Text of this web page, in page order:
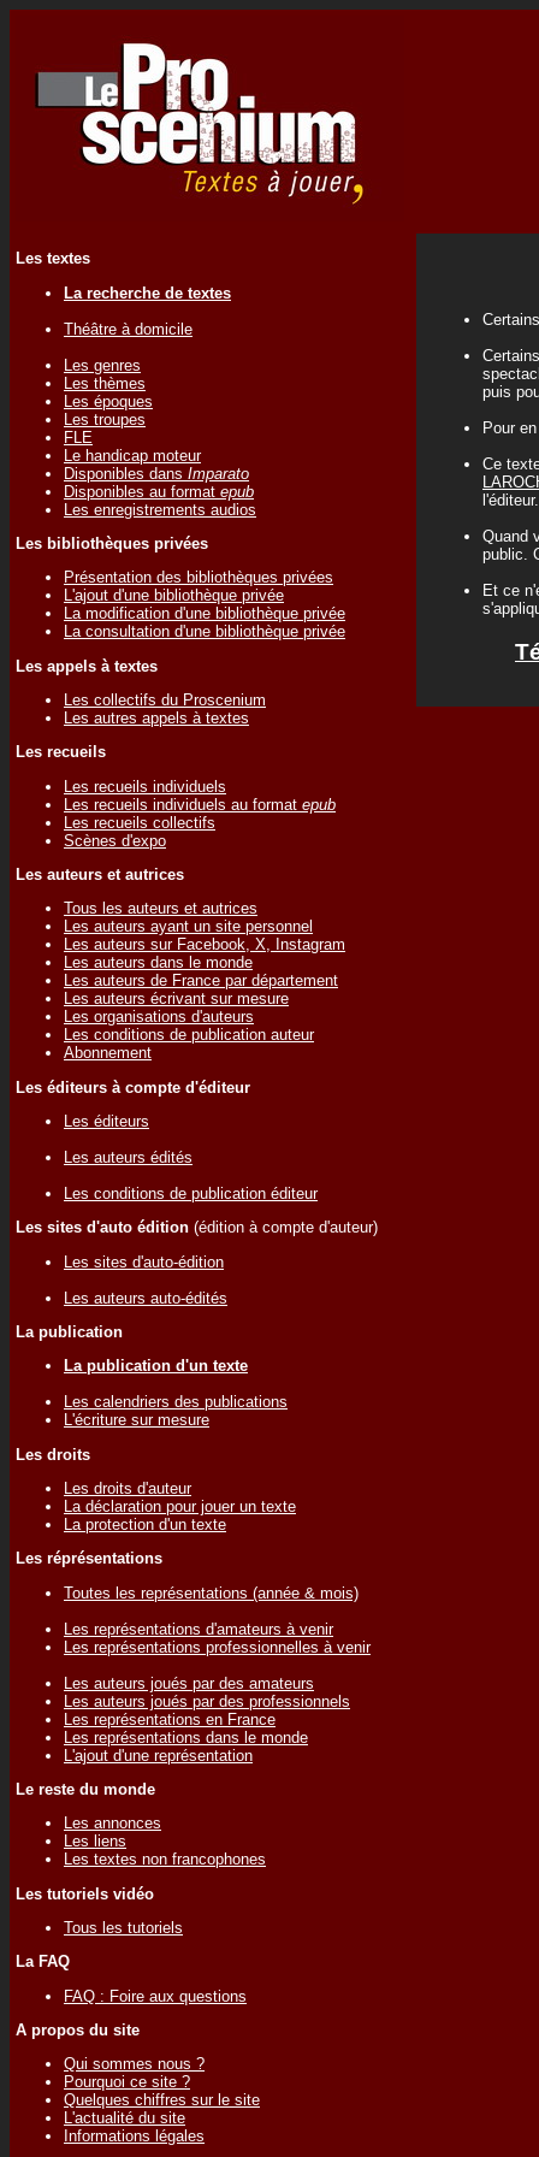
Les textes
La recherche de textes
Théâtre à domicile
Les genres
Les thèmes
Les époques
Les troupes
FLE
Le handicap moteur
Disponibles dans Imparato
Disponibles au format epub
Les enregistrements audios
Les bibliothèques privées
Présentation des bibliothèques privées
L'ajout d'une bibliothèque privée
La modification d'une bibliothèque privée
La consultation d'une bibliothèque privée
Les appels à textes
Les collectifs du Proscenium
Les autres appels à textes
Les recueils
Les recueils individuels
Les recueils individuels au format epub
Les recueils collectifs
Scènes d'expo
Les auteurs et autrices
Tous les auteurs et autrices
Les auteurs ayant un site personnel
Les auteurs sur Facebook, X, Instagram
Les auteurs dans le monde
Les auteurs de France par département
Les auteurs écrivant sur mesure
Les organisations d'auteurs
Les conditions de publication auteur
Abonnement
Les éditeurs à compte d'éditeur
Les éditeurs
Les auteurs édités
Les conditions de publication éditeur
Les sites d'auto édition (édition à compte d'auteur)
Les sites d'auto-édition
Les auteurs auto-édités
La publication
La publication d'un texte
Les calendriers des publications
L'écriture sur mesure
Les droits
Les droits d'auteur
La déclaration pour jouer un texte
La protection d'un texte
Les réprésentations
Toutes les représentations (année & mois)
Les représentations d'amateurs à venir
Les représentations professionnelles à venir
Les auteurs joués par des amateurs
Les auteurs joués par des professionnels
Les représentations en France
Les représentations dans le monde
L'ajout d'une représentation
Le reste du monde
Les annonces
Les liens
Les textes non francophones
Les tutoriels vidéo
Tous les tutoriels
La FAQ
FAQ : Foire aux questions
A propos du site
Qui sommes nous ?
Pourquoi ce site ?
Quelques chiffres sur le site
L'actualité du site
Informations légales
puis
Pour
Ce
l'éditeur.
Quand
public.
Et ce